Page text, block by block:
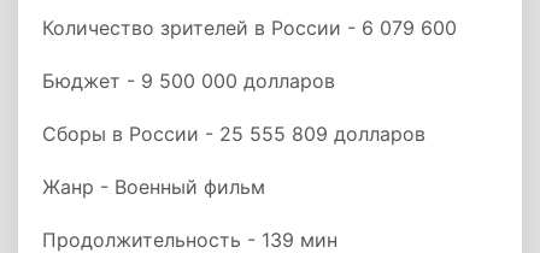
Количество зрителей в России - 6 079 600
Бюджет - 9 500 000 долларов
Сборы в России - 25 555 809 долларов
Жанр - Военный фильм
Продолжительность - 139 мин